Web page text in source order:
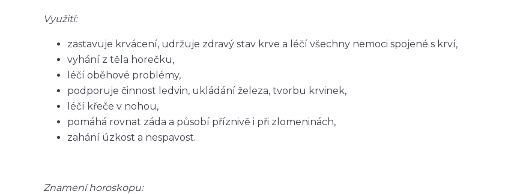
Využití:
zastavuje krvácení, udržuje zdravý stav krve a léčí všechny nemoci spojené s krví,
vyhání z těla horečku,
léčí oběhové problémy,
podporuje činnost ledvin, ukládání železa, tvorbu krvinek,
léčí křeče v nohou,
pomáhá rovnat záda a působí příznivě i při zlomeninách,
zahání úzkost a nespavost.
Znamení horoskopu: